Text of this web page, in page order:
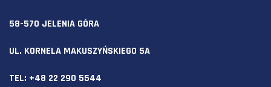
58-570 JELENIA GÓRA
UL. KORNELA MAKUSZYŃSKIEGO 5A
TEL: +48 22 290 5544